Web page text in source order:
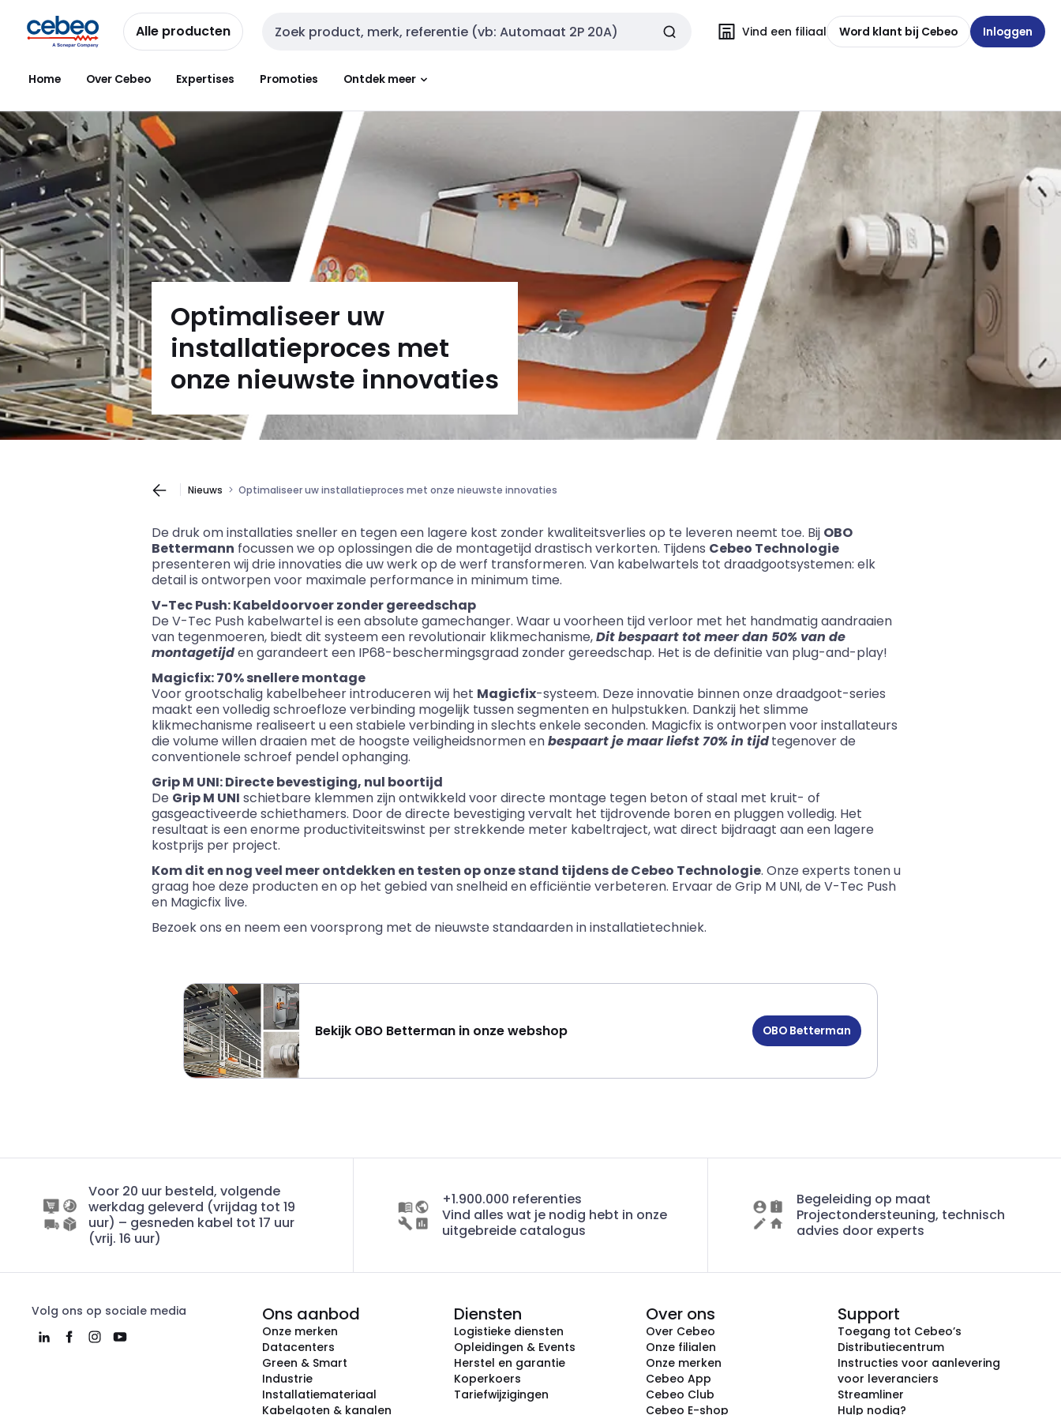
naar
navigatie
naar
inhoud
Alle producten Zoekveld invoer Vind een filiaal Word klant bij Cebeo Inloggen
Home Over Cebeo Expertises Promoties Ontdek meer
Optimaliseer uw
installatieproces met
onze nieuwste innovaties
Nieuws Optimaliseer uw installatieproces met onze nieuwste innovaties
De druk om installaties sneller en tegen een lagere kost zonder kwaliteitsverlies op te leveren neemt toe. Bij OBO
Bettermann focussen we op oplossingen die de montagetijd drastisch verkorten. Tijdens Cebeo Technologie
presenteren wij drie innovaties die uw werk op de werf transformeren. Van kabelwartels tot draadgootsystemen: elk
detail is ontworpen voor maximale performance in minimum time.
V-Tec Push: Kabeldoorvoer zonder gereedschap
De V-Tec Push kabelwartel is een absolute gamechanger. Waar u voorheen tijd verloor met het handmatig aandraaien
van tegenmoeren, biedt dit systeem een revolutionair klikmechanisme,Dit bespaart tot meer dan 50% van de
montagetijden garandeert een IP68-beschermingsgraad zonder gereedschap. Het is de definitie van plug-and-play!
Magicfix: 70% snellere montage
Voor grootschalig kabelbeheer introduceren wij het Magicfix-systeem. Deze innovatie binnen onze draadgoot-series
maakt een volledig schroefloze verbinding mogelijk tussen segmenten en hulpstukken. Dankzij het slimme
klikmechanisme realiseert u een stabiele verbinding in slechts enkele seconden. Magicfix is ontworpen voor installateurs
die volume willen draaien met de hoogste veiligheidsnormen enbespaart je maar liefst 70% in tijdtegenover de
conventionele schroef pendel ophanging.
Grip M UNI: Directe bevestiging, nul boortijd
De Grip M UNI schietbare klemmen zijn ontwikkeld voor directe montage tegen beton of staal met kruit- of
gasgeactiveerde schiethamers. Door de directe bevestiging vervalt het tijdrovende boren en pluggen volledig. Het
resultaat is een enorme productiviteitswinst per strekkende meter kabeltraject, wat direct bijdraagt aan een lagere
kostprijs per project.
Kom dit en nog veel meer ontdekken en testen op onze stand tijdens de Cebeo Technologie. Onze experts tonen u
graag hoe deze producten en op het gebied van snelheid en efficiëntie verbeteren. Ervaar de Grip M UNI, de V-Tec Push
en Magicfix live.
Bezoek ons en neem een voorsprong met de nieuwste standaarden in installatietechniek.
Bekijk OBO Betterman in onze webshop OBO Betterman
Voor 20 uur besteld, volgende
werkdag geleverd (vrijdag tot 19
uur) – gesneden kabel tot 17 uur
(vrij. 16 uur)
+1.900.000 referenties
Vind alles wat je nodig hebt in onze
uitgebreide catalogus
Begeleiding op maat
Projectondersteuning, technisch
advies door experts
Volg ons op sociale media Ons aanbod
Onze merken
Datacenters
Green & Smart
Industrie
Installatiemateriaal
Kabelgoten & kanalen
Diensten
Logistieke diensten
Opleidingen & Events
Herstel en garantie
Koperkoers
Tariefwijzigingen
Over ons
Over Cebeo
Onze filialen
Onze merken
Cebeo App
Cebeo Club
Cebeo E-shop
Support
Toegang tot Cebeo’s
Distributiecentrum
Instructies voor aanlevering
voor leveranciers
Streamliner
Hulp nodig?